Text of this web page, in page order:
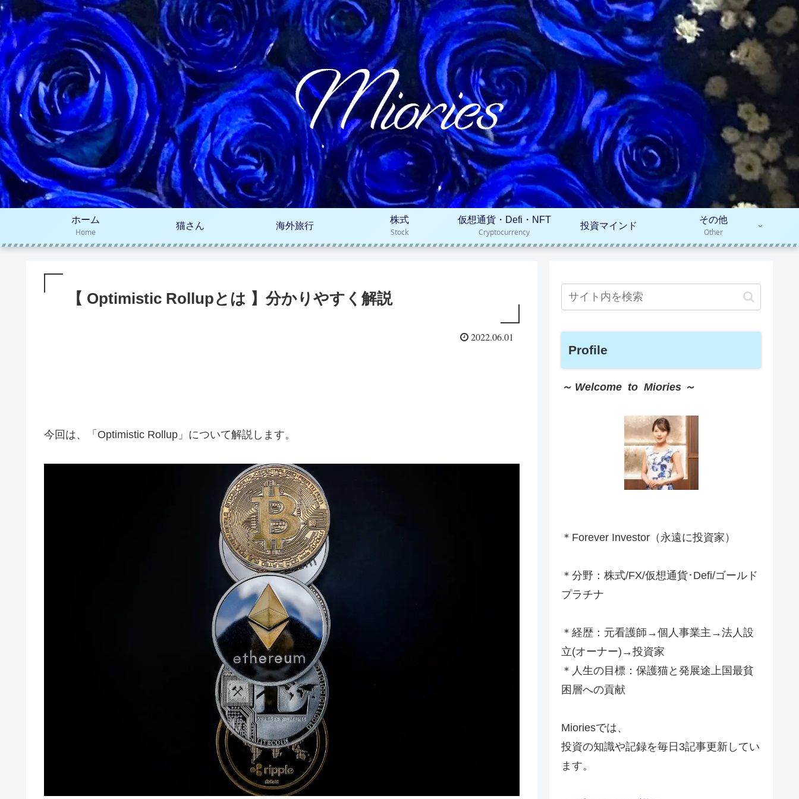
ホーム
Home
猫さん 海外旅行
株式
Stock
仮想通貨・Defi・NFT
Cryptocurrency
投資マインド
その他
Other
【 Optimistic Rollupとは 】分かりやすく解説
2022.06.01
今回は、「Optimistic Rollup」について解説します。
Profile
～ Welcome to Miories ～
＊Forever Investor （永遠に投資家）
＊分野：株式/FX/仮想通貨･Defi/ゴールド
プラチナ
＊経歴：元看護師→個人事業主→法人設
立(オーナー)→投資家
＊人生の目標：保護猫と発展途上国最貧
困層への貢献
Mioriesでは、
投資の知識や記録を毎日3記事更新してい
ます。